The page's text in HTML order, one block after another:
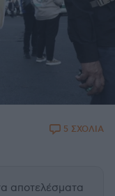
5 ΣΧΟΛΙΑ
αποτελέσματα